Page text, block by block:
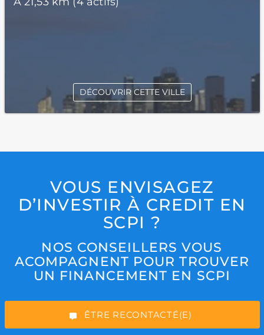
*Champs obligatoires
“Excellent”, 165 avis
ÊTRE RECONTACTÉ(E)
DÉCOUVRIR CETTE VILLE
VOUS ENVISAGEZ
D’INVESTIR À CREDIT EN
SCPI ?
NOS CONSEILLERS VOUS
ACOMPAGNENT POUR TROUVER
UN FINANCEMENT EN SCPI
VIA NOTRE FORMULAIRE